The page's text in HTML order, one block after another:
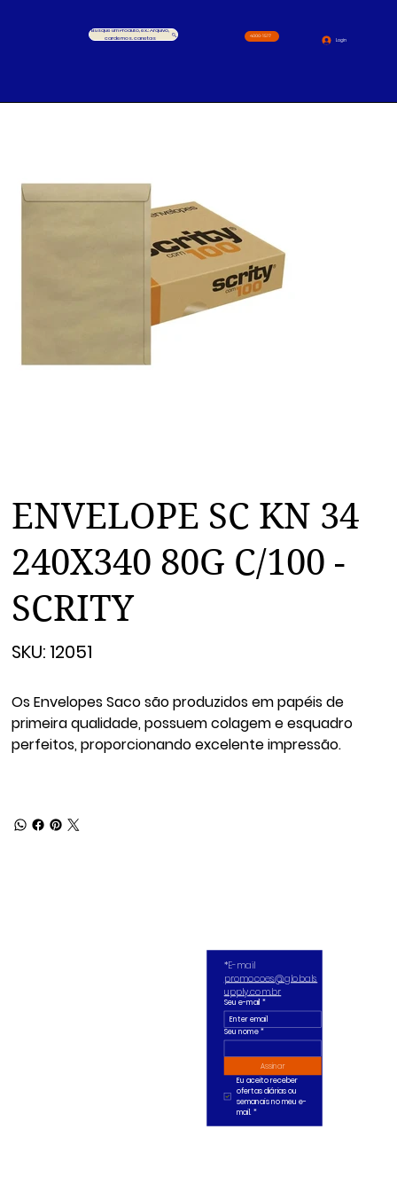
Busque um Produto, ex.: Arquivo,
cardernos, canetas
4000-1517
Login
ENVELOPE SC KN 34
240X340 80G C/100 -
SCRITY
SKU:
12051
12051
Os Envelopes Saco são produzidos em papéis de
primeira qualidade, possuem colagem e esquadro
perfeitos, proporcionando excelente impressão.
promocoes@globals
upply.com.br
Seu e-mail *
Seu nome *
Assinar
Eu aceito receber
ofertas diárias ou
semanais no meu e-
mail. *